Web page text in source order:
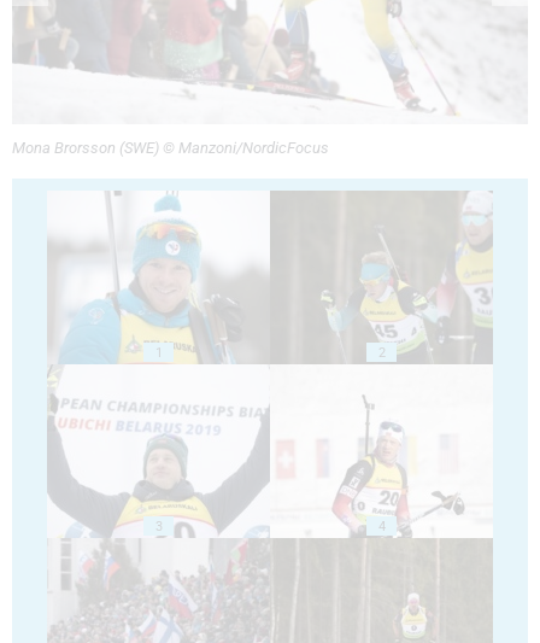
Mona Brorsson (SWE) © Manzoni/NordicFocus
1 2
3 4